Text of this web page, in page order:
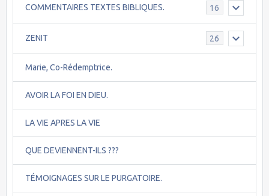
COMMENTAIRES TEXTES BIBLIQUES. 16
ZENIT 26
Marie, Co-Rédemptrice.
AVOIR LA FOI EN DIEU.
LA VIE APRES LA VIE
QUE DEVIENNENT-ILS ???
TÉMOIGNAGES SUR LE PURGATOIRE.